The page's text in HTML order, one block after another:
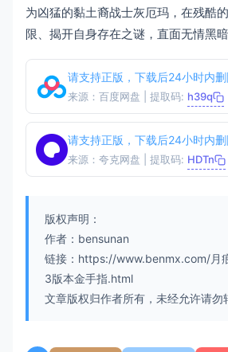
为凶猛的黏土裔战士灰厄玛，在残酷
限、揭开自身存在之谜，直面无情黑
请支持正版，下载后24小时内删
来源：百度网盘 | 提取码: h39q
请支持正版，下载后24小时内删
来源：夸克网盘 | 提取码: HDTn
版权声明：
作者：bensunan
链接：https://www.benmx.com/月
3版本金手指.html
文章版权归作者所有，未经允许请勿